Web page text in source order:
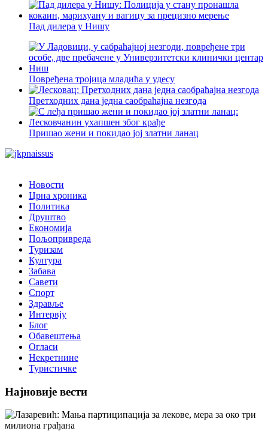
Пад дилера у Нишу
Повређена тројица младића у удесу
Претходних дана једна саобраћајна незгода
Пришао жени и покидао јој златни ланац
Новости
Црна хроника
Политика
Друштво
Економија
Пољопривреда
Туризам
Култура
Забава
Савети
Спорт
Здравље
Интервју
Блог
Обавештења
Огласи
Некретнине
Туристичке
Најновије вести